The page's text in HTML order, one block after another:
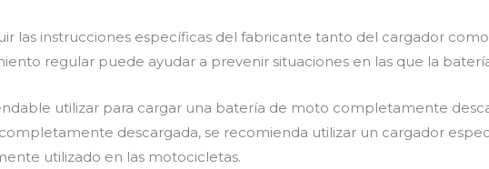
las instrucciones específicas del fabricante tanto del cargador
regular puede ayudar a prevenir situaciones en las que la
utilizar para cargar una batería de moto completamente
descargada, se recomienda utilizar un cargador
utilizado en las motocicletas.